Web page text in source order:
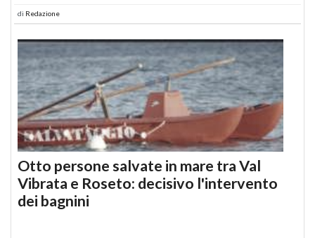
di Redazione
Otto persone salvate in mare tra Val
Vibrata e Roseto: decisivo l'intervento
dei bagnini